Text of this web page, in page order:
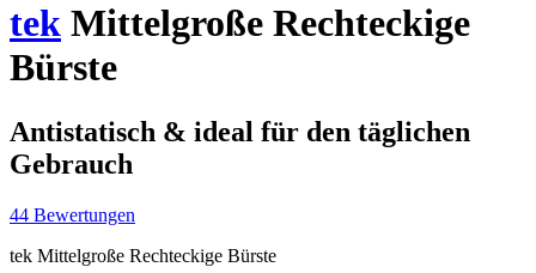
tek Mittelgroße Rechteckige
Bürste
Antistatisch & ideal für den täglichen
Gebrauch
44 Bewertungen
tek Mittelgroße Rechteckige Bürste